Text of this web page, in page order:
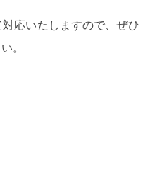
応いたしますので、ぜひ
。